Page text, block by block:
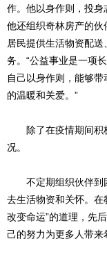
作。他以身作则，投身
他还组织奇林房产的
居民提供生活物资配
务。“公益事业是一项
自己以身作则，能够
的温暖和关爱。”
除了在疫情期间积
况。
不定期组织伙伴到
去生活物资和关怀。在
改变命运”的道理，先
己的努力为更多人带来